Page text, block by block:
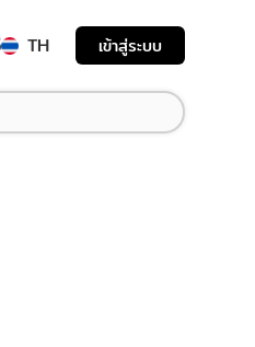
TH เข้าสู่ระบบ